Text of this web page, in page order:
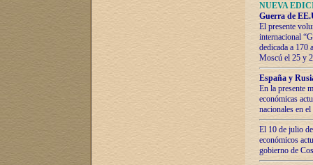
NUEVA
Guerra de
El presente
internacional
dedicada a 170
Moscú el 25 y
España y
En la presente
económicas
nacionales en
El 10 de julio
económicos
gobierno de